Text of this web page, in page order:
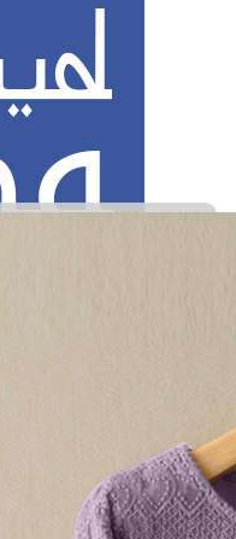
Fariha |
Islam